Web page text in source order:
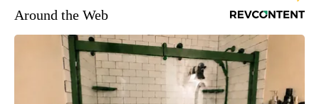
Around the Web